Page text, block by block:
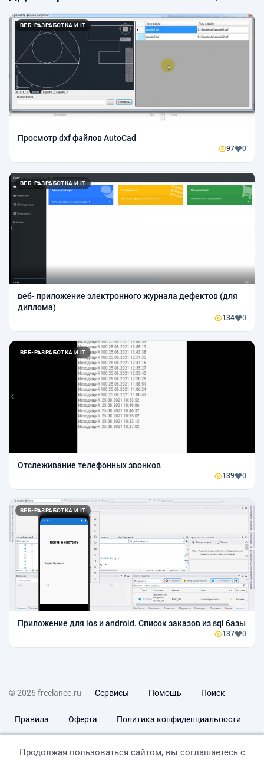
ВЕБ-РАЗРАБОТКА И IT
Просмотр dxf файлов AutoCad
97 0
ВЕБ-РАЗРАБОТКА И IT
веб- приложение электронного журнала дефектов (для
диплома)
134 0
ВЕБ-РАЗРАБОТКА И IT
Отслеживание телефонных звонков
139 0
ВЕБ-РАЗРАБОТКА И IT
Приложение для ios и android. Список заказов из sql базы
137 0
© 2026 freelance.ru Сервисы Помощь Поиск
Правила Оферта Политика конфиденциальности
Продолжая пользоваться сайтом, вы соглашаетесь с